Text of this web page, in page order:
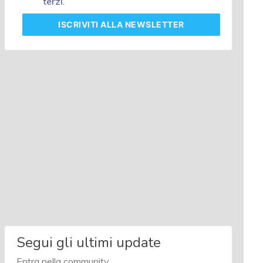
ISCRIVITIALLA NEWSLETTER
Segui gli ultimi update